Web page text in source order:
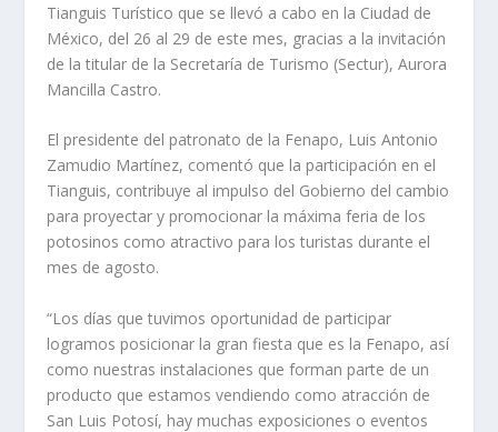
Tianguis Turístico que se llevó a cabo en la Ciudad de
México, del 26 al 29 de este mes, gracias a la invitación
de la titular de la Secretaría de Turismo (Sectur), Aurora
Mancilla Castro.
El presidente del patronato de la Fenapo, Luis Antonio
Zamudio Martínez, comentó que la participación en el
Tianguis, contribuye al impulso del Gobierno del cambio
para proyectar y promocionar la máxima feria de los
potosinos como atractivo para los turistas durante el
mes de agosto.
“Los días que tuvimos oportunidad de participar
logramos posicionar la gran fiesta que es la Fenapo, así
como nuestras instalaciones que forman parte de un
producto que estamos vendiendo como atracción de
San Luis Potosí, hay muchas exposiciones o eventos